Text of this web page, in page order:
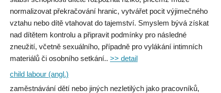
normalizovat překračování hranic, vytvářet pocit výjimečného
vztahu nebo dítě vtahovat do tajemství. Smyslem bývá získat
nad dítětem kontrolu a připravit podmínky pro následné
zneužití, včetně sexuálního, případně pro vylákání intimních
materiálů či osobního setkání.. >> detail
child labour (angl.)
zaměstnávání dětí nebo jiných nezletilých jako pracovníků,